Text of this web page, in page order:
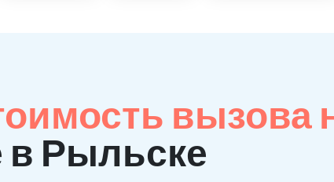
вызова
в Рыльске